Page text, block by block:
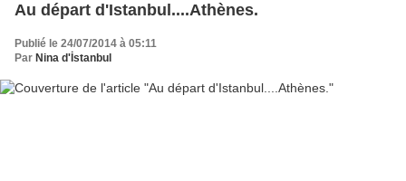
Au départ d'Istanbul....Athènes.
Publié le 24/07/2014 à 05:11
Par Nina d'İstanbul